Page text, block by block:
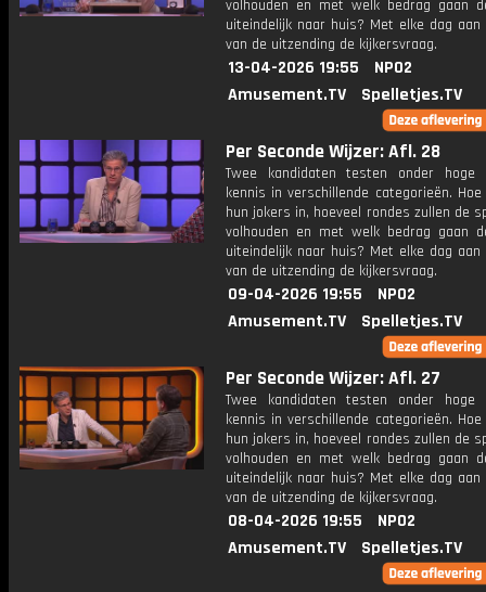
volhouden en met welk bedrag gaan
uiteindelijk naar huis? Met elke dag
van de uitzending de kijkersvraag.
13-04-2026 19:55
NPO2
Amusement.TV
Spelletjes.TV
Per Seconde Wijzer: Afl. 28
Twee kandidaten testen onder hoge
kennis in verschillende categorieën.
hun jokers in, hoeveel rondes zullen de
volhouden en met welk bedrag gaan
uiteindelijk naar huis? Met elke dag
van de uitzending de kijkersvraag.
09-04-2026 19:55
NPO2
Amusement.TV
Spelletjes.TV
Per Seconde Wijzer: Afl. 27
Twee kandidaten testen onder hoge
kennis in verschillende categorieën.
hun jokers in, hoeveel rondes zullen de
volhouden en met welk bedrag gaan
uiteindelijk naar huis? Met elke dag
van de uitzending de kijkersvraag.
08-04-2026 19:55
NPO2
Amusement.TV
Spelletjes.TV